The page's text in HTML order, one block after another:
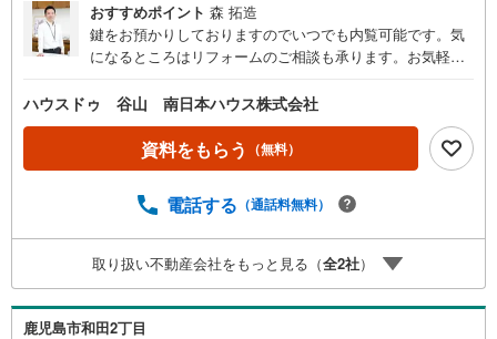
おすすめポイント 森 拓造
鍵をお預かりしておりますのでいつでも内覧可能です。気
になるところはリフォームのご相談も承ります。お気軽に
たり良好・閑静な住宅地・室内綺麗にしております・気に
なるところはリフォームのご相談も承ります●主な周辺環
境・春山小学校まで徒歩20分（約1530m）・松元中学校ま
で徒歩56分（約4460m）・都市農村交流センターお茶の里
（約1190m）・ファミリーマート春山町店まで徒歩16分
（約1280m）・セブンイレブン鹿児島春山町店まで徒歩18
分（約1400m）・ドラッグイレブン松元店まで徒歩15分
（約1200m）
ハウスドゥ 谷山 南日本ハウス株式会社
資料をもらう （無料）
電話する （通話料無料）
取り扱い不動産会社をもっと見る（全2社）
鹿児島市和田2丁目